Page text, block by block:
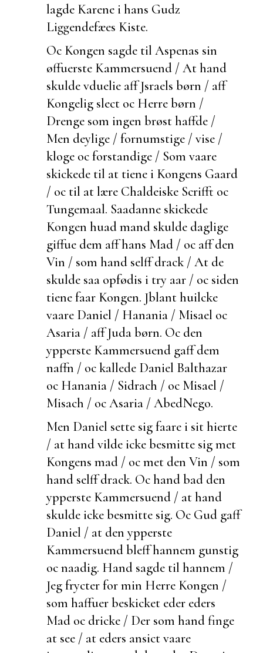
lagde Karene i hans Gudz
Liggendefæes Kiste.
Oc Kongen sagde til Aspenas sin
øffuerste Kammersuend / At hand
skulde vduelie aff Jsraels børn / aff
Kongelig slect oc Herre børn /
Drenge som ingen brøst haffde /
Men deylige / fornumstige / vise /
kloge oc forstandige / Som vaare
skickede til at tiene i Kongens Gaard
/ oc til at lære Chaldeiske Scrifft oc
Tungemaal. Saadanne skickede
Kongen huad mand skulde daglige
giffue dem aff hans Mad / oc aff den
Vin / som hand selff drack / At de
skulde saa opfødis i try aar / oc siden
tiene faar Kongen. Jblant huilcke
vaare Daniel / Hanania / Misael oc
Asaria / aff Juda børn. Oc den
ypperste Kammersuend gaff dem
naffn / oc kallede Daniel Balthazar
oc Hanania / Sidrach / oc Misael /
Misach / oc Asaria / AbedNego.
Men Daniel sette sig faare i sit hierte
/ at hand vilde icke besmitte sig met
Kongens mad / oc met den Vin / som
hand selff drack. Oc hand bad den
ypperste Kammersuend / at hand
skulde icke besmitte sig. Oc Gud gaff
Daniel / at den ypperste
Kammersuend bleff hannem gunstig
oc naadig. Hand sagde til hannem /
Jeg frycter for min Herre Kongen /
som haffuer beskicket eder eders
Mad oc dricke / Der som handfinge
at see / at eders ansict vaare